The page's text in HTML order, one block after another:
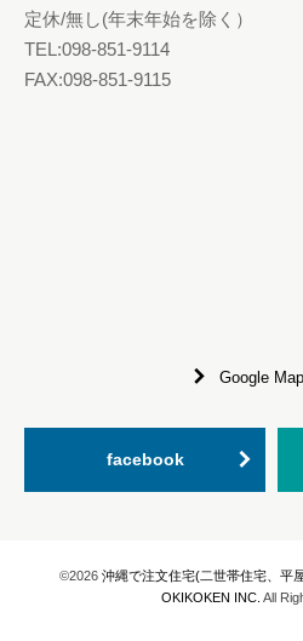
定休/無し(年末年始を除く）
TEL:098-851-9114
FAX:098-851-9115
Google
facebook
©2026 沖縄で注文住宅(二世帯住宅、平
OKIKOKEN INC. All